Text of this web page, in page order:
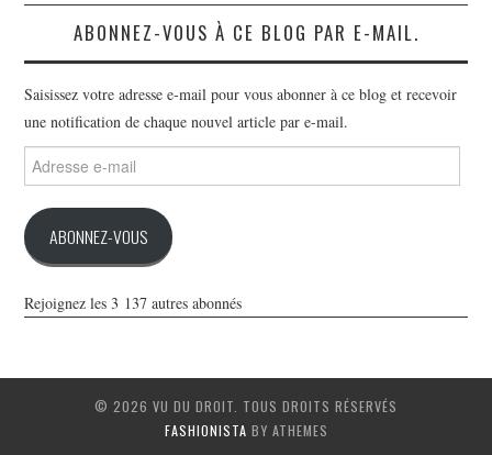
ABONNEZ-VOUS À CE BLOG PAR E-MAIL.
Saisissez votre adresse e-mail pour vous abonner à ce blog et recevoir
une notification de chaque nouvel article par e-mail.
Adresse
e-
ABONNEZ-VOUS
Rejoignez les 3 137 autres abonnés
© 2026 VU DU DROIT. TOUS DROITS RÉSERVÉS
FASHIONISTA BY ATHEMES